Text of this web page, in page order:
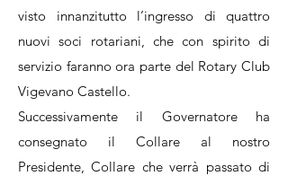
visto innanzitutto l’ingresso di quattro
nuovi soci rotariani, che con spirito di
servizio faranno ora parte del Rotary Club
Vigevano Castello.
Successivamente il Governatore ha
consegnato il Collare al nostro
Presidente, Collare che verrà passato di